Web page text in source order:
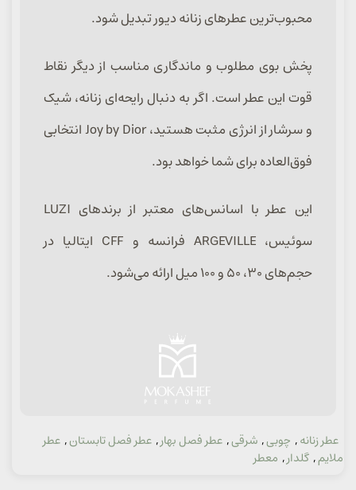
محبوب‌ترین عطرهای زنانه دیور تبدیل شود.
پخش بوی مطلوب و ماندگاری مناسب از دیگر نقاط
قوت این عطر است. اگر به دنبال رایحه‌ای زنانه، شیک
و سرشار از انرژی مثبت هستید، Joy by Dior انتخابی
فوق‌العاده برای شما خواهد بود.
این عطر با اسانس‌های معتبر از برندهای LUZI
سوئیس، ARGEVILLE فرانسه و CFF ایتالیا در
حجم‌های ۳۰، ۵۰ و ۱۰۰ میل ارائه می‌شود.
عطر زنانه, چوبی, شرقی, عطر فصل بهار, عطر فصل تابستان, عطر
ملایم, گلدار, معطر